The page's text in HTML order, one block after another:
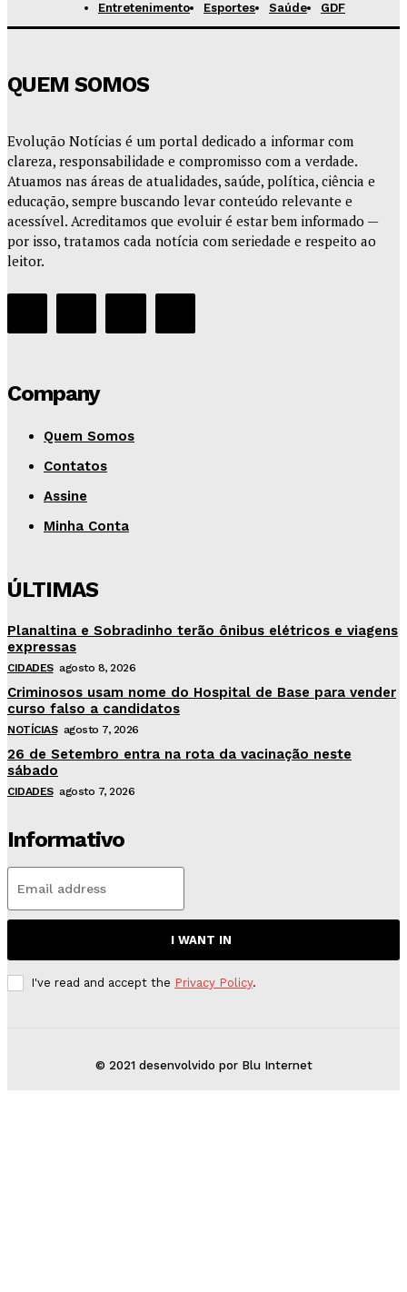
Entretenimento
Esportes Saúde GDF
QUEM SOMOS
Evolução Notícias é um portal dedicado a informar com
clareza, responsabilidade e compromisso com a verdade.
Atuamos nas áreas de atualidades, saúde, política, ciência e
educação, sempre buscando levar conteúdo relevante e
acessível. Acreditamos que evoluir é estar bem informado —
por isso, tratamos cada notícia com seriedade e respeito ao
leitor.
Company
Quem Somos
Contatos
Assine
Minha Conta
ÚLTIMAS
Planaltina e Sobradinho terão ônibus elétricos e viagens
expressas
CIDADES agosto 8, 2026
Criminosos usam nome do Hospital de Base para vender
curso falso a candidatos
NOTÍCIAS agosto 7, 2026
26 de Setembro entra na rota da vacinação neste
sábado
CIDADES agosto 7, 2026
Informativo
I WANT IN
I've read and accept the Privacy Policy.
© 2021 desenvolvido por Blu Internet